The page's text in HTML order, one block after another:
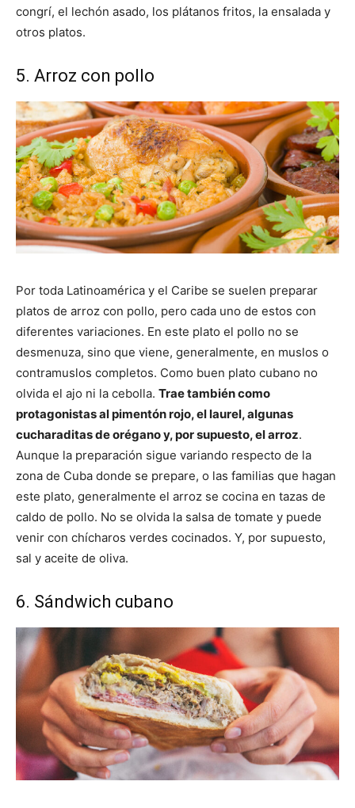
congrí, el lechón asado, los plátanos fritos, la ensalada y
otros platos.
5. Arroz con pollo
Por toda Latinoamérica y el Caribe se suelen preparar
platos de arroz con pollo, pero cada uno de estos con
diferentes variaciones. En este plato el pollo no se
desmenuza, sino que viene, generalmente, en muslos o
contramuslos completos. Como buen plato cubano no
olvida el ajo ni la cebolla. Trae también como
protagonistas al pimentón rojo, el laurel, algunas
cucharaditas de orégano y, por supuesto, el arroz.
Aunque la preparación sigue variando respecto de la
zona de Cuba donde se prepare, o las familias que hagan
este plato, generalmente el arroz se cocina en tazas de
caldo de pollo. No se olvida la salsa de tomate y puede
venir con chícharos verdes cocinados. Y, por supuesto,
sal y aceite de oliva.
6. Sándwich cubano